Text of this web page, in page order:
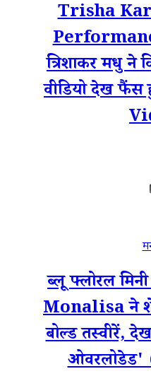
Trisha
त्रिशाकर मधु ने
वीडियो देख फैंस
ब्लू फ्लोरल मिनी
Monalisa ने
बोल्ड तस्वीरें,